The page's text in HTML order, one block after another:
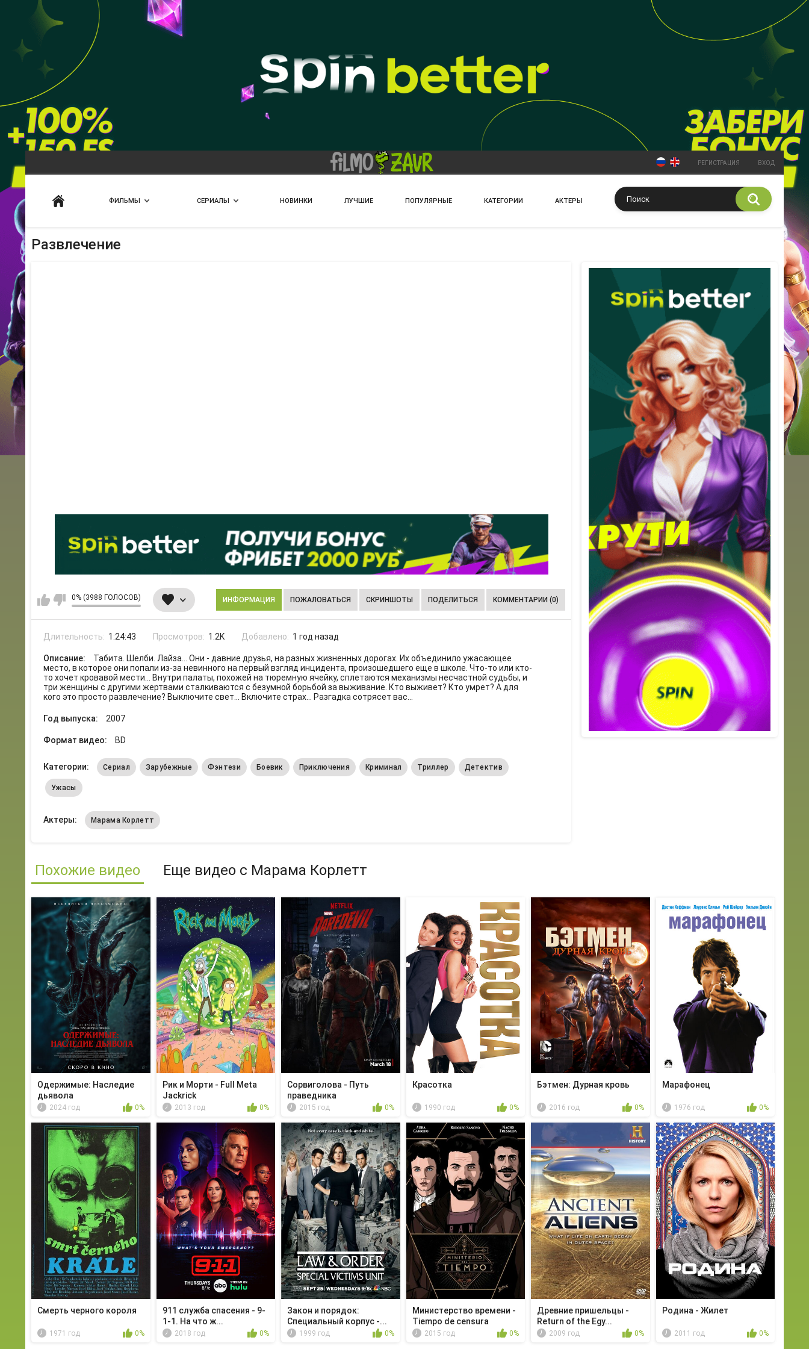
РЕГИСТРАЦИЯ ВХОД
ФИЛЬМЫ СЕРИАЛЫ НОВИНКИ ЛУЧШИЕ ПОПУЛЯРНЫЕ КАТЕГОРИИ АКТЕРЫ
Развлечение
0% (3988 ГОЛОСОВ) ИНФОРМАЦИЯ ПОЖАЛОВАТЬСЯ СКРИНШОТЫ ПОДЕЛИТЬСЯ КОММЕНТАРИИ (0)
Длительность: 1:24:43 Просмотров: 1.2K Добавлено: 1 год назад
Описание:
Табита. Шелби. Лайза… Они - давние друзья, на разных жизненных дорогах. Их объединило ужасающее
место, в которое они попали из-за невинного на первый взгляд инцидента, произошедшего еще в школе. Что-то или кто-
то хочет кровавой мести… Внутри палаты, похожей на тюремную ячейку, сплетаются механизмы несчастной судьбы, и
три женщины с другими жертвами сталкиваются с безумной борьбой за выживание. Кто выживет? Кто умрет? А для
кого это просто развлечение? Выключите свет... Включите страх... Разгадка сотрясет вас…
Год выпуска: 2007
Формат видео: BD
Категории: Сериал Зарубежные Фэнтези Боевик Приключения Криминал Триллер Детектив
Ужасы
Актеры: Марама Корлетт
Похожие видео Еще видео с Марама Корлетт
Одержимые: Наследие
дьявола
2024 год 0%
Рик и Морти - Full Meta
Jackrick
2013 год 0%
Сорвиголова - Путь
праведника
2015 год 0%
Красотка
1990 год 0%
Бэтмен: Дурная кровь
2016 год 0%
Марафонец
1976 год 0%
Смерть черного короля
1971 год 0%
911 служба спасения - 9-
1-1. На что ж...
2018 год 0%
Закон и порядок:
Специальный корпус -...
1999 год 0%
Министерство времени -
Tiempo de censura
2015 год 0%
Древние пришельцы -
Return of the Egy...
2009 год 0%
Родина - Жилет
2011 год 0%